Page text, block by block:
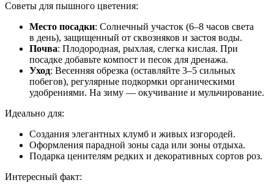
Советы для пышного цветения:
Место посадки: Солнечный участок (6–8 часов света
в день), защищенный от сквозняков и застоя воды.
Почва: Плодородная, рыхлая, слегка кислая. При
посадке добавьте компост и песок для дренажа.
Уход: Весенняя обрезка (оставляйте 3–5 сильных
побегов), регулярные подкормки органическими
удобрениями. На зиму — окучивание и мульчирование.
Идеально для:
Создания элегантных клумб и живых изгородей.
Оформления парадной зоны сада или зоны отдыха.
Подарка ценителям редких и декоративных сортов роз.
Интересный факт: